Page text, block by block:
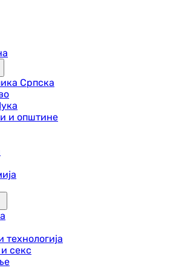
Српска
и општине
технологија
секс